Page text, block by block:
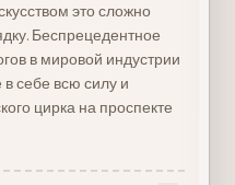
это сложно
Беспрецедентное
в мировой индустрии
себе всю силу и
цирка на проспекте